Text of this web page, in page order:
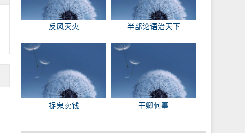
反风灭火 半部论语治天下
捉鬼卖钱 干卿何事